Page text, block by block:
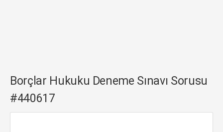
Borçlar Hukuku Deneme Sınavı Sorusu
#440617